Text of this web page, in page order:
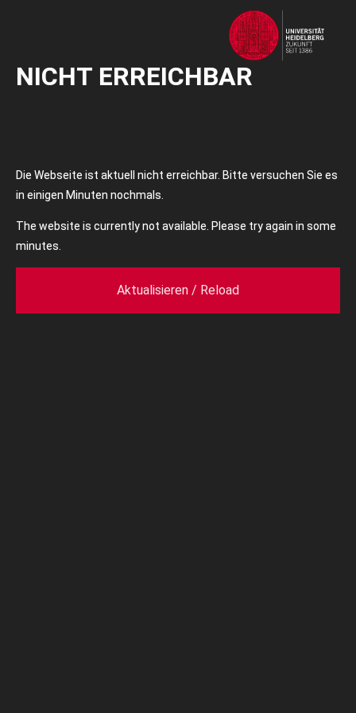
NICHT ERREICHBAR
Die Webseite ist aktuell nicht erreichbar. Bitte versuchen Sie es
in einigen Minuten nochmals.
The website is currently not available. Please try again in some
minutes.
Aktualisieren / Reload